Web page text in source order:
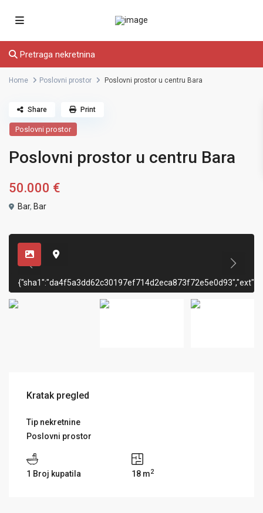
Pretraga nekretnina
Home Poslovni prostor Poslovni prostor u centru Bara
Poslovni prostor
Poslovni prostor u centru Bara
50.000 €
Bar, Bar
Share Print
Kratak pregled
Tip nekretnine
Poslovni prostor
1 Broj kupatila 18 m2